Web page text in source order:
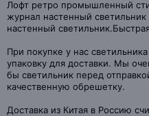
Лофт ретро промышленный
журнал настенный светильник
настенный
При покупке у нас
упаковку для доставки. Мы
бы светильник перед
качественную обрешетку.
Доставка из Китая в Россию